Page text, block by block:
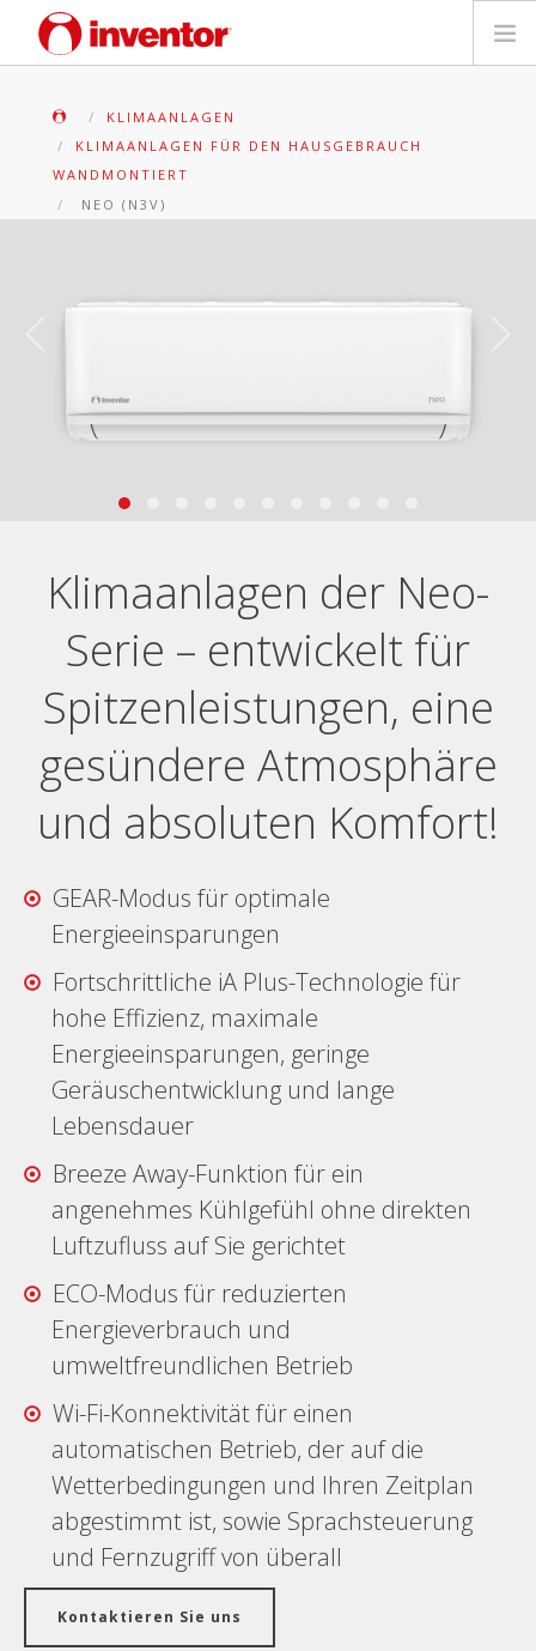
Blog
SUCHE
KLIMAANLAGEN
KLIMAANLAGEN FÜR DEN HAUSGEBRAUCH
WANDMONTIERT
NEO (N3V)
Klimaanlagen der Neo-
Serie – entwickelt für
Spitzenleistungen, eine
gesündere Atmosphäre
und absoluten Komfort!
GEAR-Modus für optimale
Energieeinsparungen
Fortschrittliche iA Plus-Technologie für
hohe Effizienz, maximale
Energieeinsparungen, geringe
Geräuschentwicklung und lange
Lebensdauer
Breeze Away-Funktion für ein
angenehmes Kühlgefühl ohne direkten
Luftzufluss auf Sie gerichtet
ECO-Modus für reduzierten
Energieverbrauch und
umweltfreundlichen Betrieb
Wi-Fi-Konnektivität für einen
automatischen Betrieb, der auf die
Wetterbedingungen und Ihren Zeitplan
abgestimmt ist, sowie Sprachsteuerung
und Fernzugriff von überall
Kontaktieren Sie uns